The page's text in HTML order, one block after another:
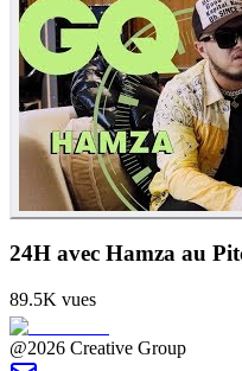
24H avec Hamza au
89.5K vues
@2026 Creative Group